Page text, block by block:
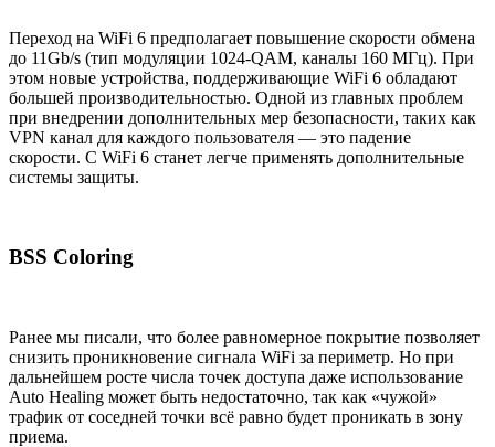
Переход на WiFi 6 предполагает повышение скорости обмена
до 11Gb/s (тип модуляции 1024-QAM, каналы 160 МГц). При
этом новые устройства, поддерживающие WiFi 6 обладают
большей производительностью. Одной из главных проблем
при внедрении дополнительных мер безопасности, таких как
VPN канал для каждого пользователя — это падение
скорости. С WiFi 6 станет легче применять дополнительные
системы защиты.
BSS Coloring
Ранее мы писали, что более равномерное покрытие позволяет
снизить проникновение сигнала WiFi за периметр. Но при
дальнейшем росте числа точек доступа даже использование
Auto Healing может быть недостаточно, так как «чужой»
трафик от соседней точки всё равно будет проникать в зону
приема.